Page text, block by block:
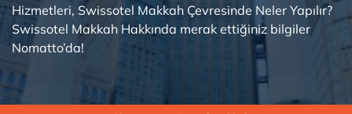
Hizmetleri, Swissotel Makkah Çevresinde Neler Yapılır?
Swissotel Makkah Hakkında merak ettiğiniz bilgiler
Nomatto’da!